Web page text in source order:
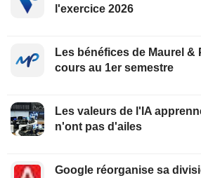
l'exercice 2026
Les bénéfices de Maurel &
cours au 1er semestre
Les valeurs de l'IA
n'ont pas d'ailes
Google réorganise sa